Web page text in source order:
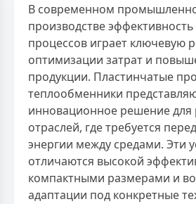
В современном
производстве
процессов играет ключевую
оптимизации затрат и
продукции. Пластинчатые
теплообменники
инновационное решение для
отраслей, где требуется
энергии между средами. Эти
отличаются высокой
компактными размерами и
адаптации под конкретные